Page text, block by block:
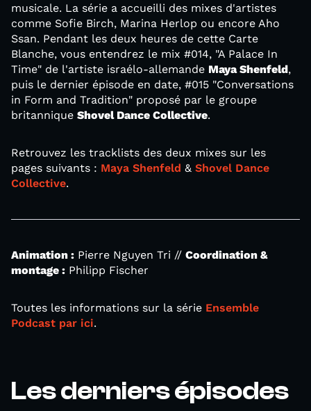
musicale. La série a accueilli des mixes d'artistes
comme Sofie Birch, Marina Herlop ou encore Aho
Ssan. Pendant les deux heures de cette Carte
Blanche, vous entendrez le mix #014, "A Palace In
Time" de l'artiste israélo-allemande Maya Shenfeld,
puis le dernier épisode en date, #015 "Conversations
in Form and Tradition" proposé par le groupe
britannique Shovel Dance Collective.
Retrouvez les tracklists des deux mixes sur les
pages suivants : Maya Shenfeld & Shovel Dance
Collective.
Animation : Pierre Nguyen Tri // Coordination &
montage : Philipp Fischer
Toutes les informations sur la série Ensemble
Podcast par ici.
Les derniers épisodes